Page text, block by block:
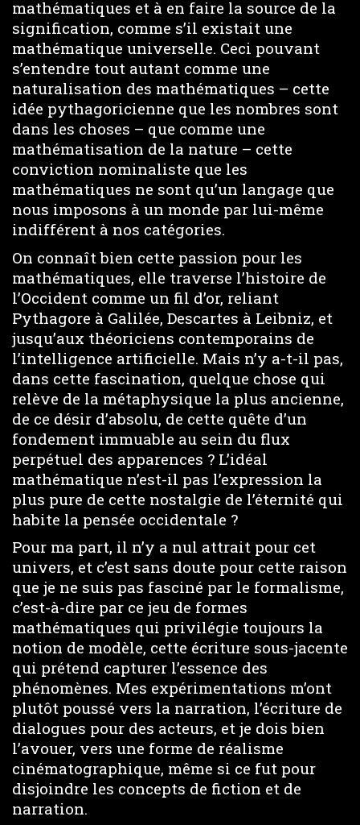
mathématiques et à en faire la source de la
signification, comme s’il existait une
mathématique universelle. Ceci pouvant
s’entendre tout autant comme une
naturalisation des mathématiques – cette
idée pythagoricienne que les nombres sont
dans les choses – que comme une
mathématisation de la nature – cette
conviction nominaliste que les
mathématiques ne sont qu’un langage que
nous imposons à un monde par lui-même
indifférent à nos catégories.
On connaît bien cette passion pour les
mathématiques, elle traverse l’histoire de
l’Occident comme un fil d’or, reliant
Pythagore à Galilée, Descartes à Leibniz, et
jusqu’aux théoriciens contemporains de
l’intelligence artificielle. Mais n’y a-t-il pas,
dans cette fascination, quelque chose qui
relève de la métaphysique la plus ancienne,
de ce désir d’absolu, de cette quête d’un
fondement immuable au sein du flux
perpétuel des apparences ? L’idéal
mathématique n’est-il pas l’expression la
plus pure de cette nostalgie de l’éternité qui
habite la pensée occidentale ?
Pour ma part, il n’y a nul attrait pour cet
univers, et c’est sans doute pour cette raison
que je ne suis pas fasciné par le formalisme,
c’est-à-dire par ce jeu de formes
mathématiques qui privilégie toujours la
notion de modèle, cette écriture sous-jacente
qui prétend capturer l’essence des
phénomènes. Mes expérimentations m’ont
plutôt poussé vers la narration, l’écriture de
dialogues pour des acteurs, et je dois bien
l’avouer, vers une forme de réalisme
cinématographique, même si ce fut pour
disjoindre les concepts de fiction et de
narration.